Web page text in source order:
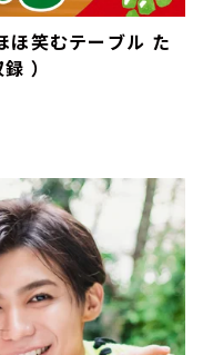
笑むテーブル た
）